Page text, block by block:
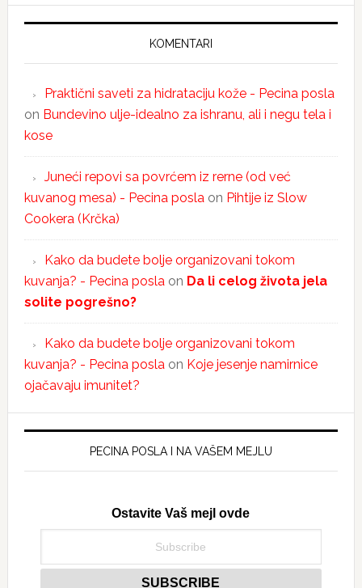
KOMENTARI
Praktični saveti za hidrataciju kože - Pecina posla
on Bundevino ulje-idealno za ishranu, ali i negu tela i
kose
Juneći repovi sa povrćem iz rerne (od već
kuvanog mesa) - Pecina poslaon Pihtije iz Slow
Cookera (Krčka)
Kako da budete bolje organizovani tokom
kuvanja? - Pecina poslaon Da li celog života jela
solite pogrešno?
Kako da budete bolje organizovani tokom
kuvanja? - Pecina poslaon Koje jesenje namirnice
ojačavaju imunitet?
PECINA POSLA I NA VAŠEM MEJLU
Ostavite Vaš mejl ovde